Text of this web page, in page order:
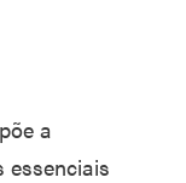
a
essenciais